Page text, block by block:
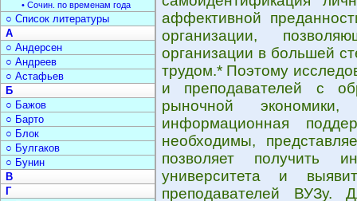
аффективной
организации,
организации в большей
трудом.* Поэтому
и преподавателей с
рыночной
информационная
необходимы,
позволяет получить
университета и
преподавателей ВУЗу.
• Сочин. по временам года
○ Список литературы
А
○ Андерсен
○ Андреев
○ Астафьев
Б
○ Бажов
○ Барто
○ Блок
○ Булгаков
○ Бунин
В
Г